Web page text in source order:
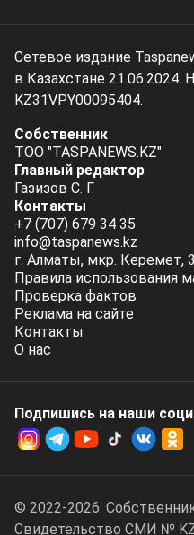
Сетевое издание
в Казахстане
KZ31VPY00095404.
Собственник
ТОО "TASPANEWS.KZ"
Главный редактор
Газизов С. Г.
Контакты
+7 (707) 679 34 35
info@taspanews.kz
г. Алматы, мкр. Керемет,
Правила использования
Проверка фактов
Реклама на сайте
Контакты
О нас
Подпишись на наши
© 2022-2026.
Cвидетельство СМИ №